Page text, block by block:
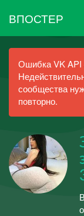
ВПОСТЕР
Ошибка VK API
сообщества
повторно.